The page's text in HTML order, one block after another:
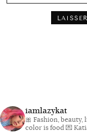
iamlazykat
🎀 Fashion,
color is food💌